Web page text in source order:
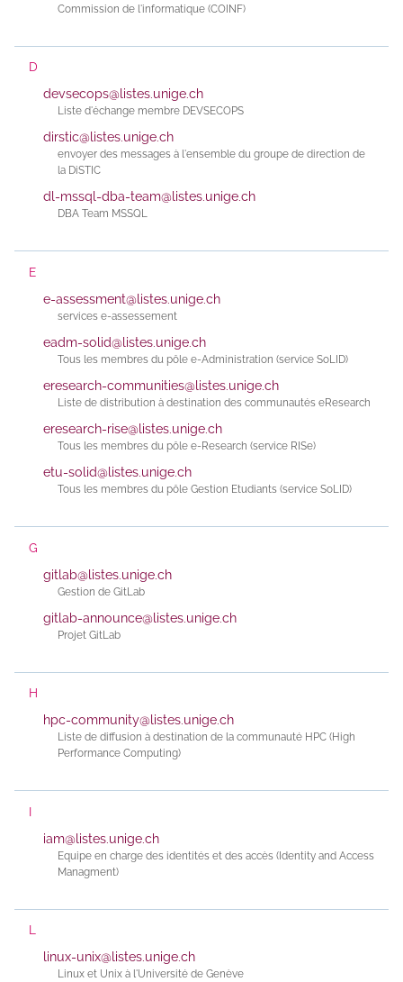
Commission de l'informatique (COINF)
D
devsecops@listes.unige.ch
Liste d'échange membre DEVSECOPS
dirstic@listes.unige.ch
envoyer des messages à l'ensemble du groupe de direction de
la DiSTIC
dl-mssql-dba-team@listes.unige.ch
DBA Team MSSQL
E
e-assessment@listes.unige.ch
services e-assessement
eadm-solid@listes.unige.ch
Tous les membres du pôle e-Administration (service SoLID)
eresearch-communities@listes.unige.ch
Liste de distribution à destination des communautés eResearch
eresearch-rise@listes.unige.ch
Tous les membres du pôle e-Research (service RISe)
etu-solid@listes.unige.ch
Tous les membres du pôle Gestion Etudiants (service SoLID)
G
gitlab@listes.unige.ch
Gestion de GitLab
gitlab-announce@listes.unige.ch
Projet GitLab
H
hpc-community@listes.unige.ch
Liste de diffusion à destination de la communauté HPC (High
Performance Computing)
I
iam@listes.unige.ch
Equipe en charge des identités et des accès (Identity and Access
Managment)
L
linux-unix@listes.unige.ch
Linux et Unix à l'Université de Genève